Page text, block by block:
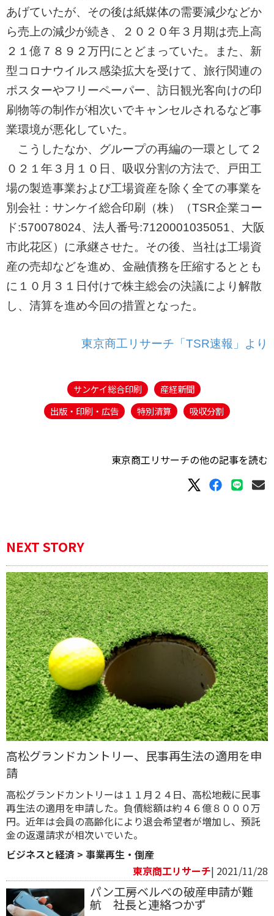
あげていたが、その後は紙媒体の需要減少などか
ら売上の減少が続き、２０２０年３月期は売上高
２１億７８９２万円にとどまっていた。また、新
型コロナウイルス感染拡大を受けて、旅行関連の
ポスターやフリーペーパー、訪日観光客向けの印
刷物等の制作が相次いでキャンセルされるなど事
業環境が悪化していた。
こうしたなか、グループの再編の一環として２
０２１年３月１０日、吸収分割の方法で、戸田工
場の製造事業および工場資産を除く全ての事業を
別会社：サンケイ総合印刷（株）（TSR企業コー
ド:570078024、法人番号:7120001035051、大阪
市此花区）に承継させた。その後、当社は工場資
産の売却などを進め、金融債務を圧縮するととも
に１０月３１日付けで株主総会の決議により解散
し、清算を進め今回の措置となった。
東京商工リサーチ「TSR速報」より
サンケイ総合印刷
産経新聞
出版・印刷・広告
特別清算 吸収分割
東京商工リサーチの他の記事を読む
NEXT STORY
高松グランドカントリー、民事再生法の適用を申
請
高松グランドカントリーは１１月２４日、高松地裁に民事
再生法の適用を申請した。負債総額は約４６億８０００万
円。近年は会員の高齢化により退会希望者が増加し、預託
金の返還請求が相次いでいた。
ビジネスと経済 > 事業再生・倒産
東京商工リサーチ| 2021/11/28
パン工房ベルべの破産申請が難
航 社長と連絡つかず